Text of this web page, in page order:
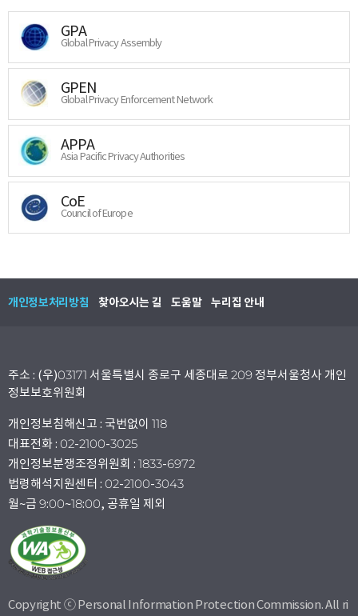
GPA
Global Privacy Assembly
GPEN
Global Privacy Enforcement Network
APPA
Asia Pacific Privacy Authorities
CoE
Council of Europe
개인정보처리방침 찾아오시는 길 도움말 누리집 안내
주소 : (우)03171 서울특별시 종로구 세종대로 209 정부서울청사 개인
정보보호위원회
개인정보침해신고 : 국번없이 118
대표전화 : 02-2100-3025
개인정보분쟁조정위원회 : 1833-6972
법령해석지원센터 : 02-2100-3043
월~금 9:00~18:00, 공휴일 제외
Copyright ⓒ Personal Information Protection Commission. All ri